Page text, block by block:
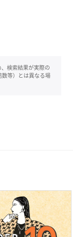
検索結果が実際の
等）とは異なる場